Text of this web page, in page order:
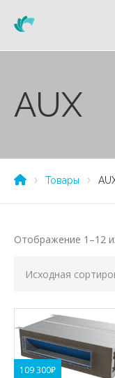
AUX
Товары
Отображение 1–12
109 300₽